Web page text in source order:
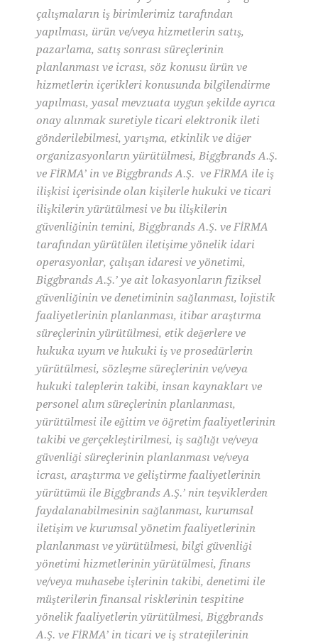
çalışmaların iş birimlerimiz tarafından
yapılması, ürün ve/veya hizmetlerin satış,
pazarlama, satış sonrası süreçlerinin
planlanması ve icrası, söz konusu ürün ve
hizmetlerin içerikleri konusunda bilgilendirme
yapılması, yasal mevzuata uygun şekilde ayrıca
onay alınmak suretiyle ticari elektronik ileti
gönderilebilmesi, yarışma, etkinlik ve diğer
organizasyonların yürütülmesi, Biggbrands A.Ş.
ve FİRMA’ in ve Biggbrands A.Ş. ve FİRMA ile iş
ilişkisi içerisinde olan kişilerle hukuki ve ticari
ilişkilerin yürütülmesi ve bu ilişkilerin
güvenliğinin temini, Biggbrands A.Ş. ve FİRMA
tarafından yürütülen iletişime yönelik idari
operasyonlar, çalışan idaresi ve yönetimi,
Biggbrands A.Ş.’ ye ait lokasyonların fiziksel
güvenliğinin ve denetiminin sağlanması, lojistik
faaliyetlerinin planlanması, itibar araştırma
süreçlerinin yürütülmesi, etik değerlere ve
hukuka uyum ve hukuki iş ve prosedürlerin
yürütülmesi, sözleşme süreçlerinin ve/veya
hukuki taleplerin takibi, insan kaynakları ve
personel alım süreçlerinin planlanması,
yürütülmesi ile eğitim ve öğretim faaliyetlerinin
takibi ve gerçekleştirilmesi, iş sağlığı ve/veya
güvenliği süreçlerinin planlanması ve/veya
icrası, araştırma ve geliştirme faaliyetlerinin
yürütümü ile Biggbrands A.Ş.’ nin teşviklerden
faydalanabilmesinin sağlanması, kurumsal
iletişim ve kurumsal yönetim faaliyetlerinin
planlanması ve yürütülmesi, bilgi güvenliği
yönetimi hizmetlerinin yürütülmesi, finans
ve/veya muhasebe işlerinin takibi, denetimi ile
müşterilerin finansal risklerinin tespitine
yönelik faaliyetlerin yürütülmesi, Biggbrands
A.Ş. ve FİRMA’ in ticari ve iş stratejilerinin